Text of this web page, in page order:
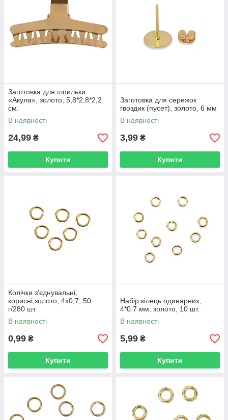
Заготовка для шпильки
«Акула», золото, 5,8*2,8*2,2
см.
В наявності
24,99 ₴
Купити
Заготовка для сережок
гвоздик (пусет), золото, 6 мм
В наявності
3,99 ₴
Купити
Колічки з'єднувальні,
корисні,золото, 4х0,7, 50
г/280 шт.
В наявності
0,99 ₴
Купити
Набір кілець одинарних,
4*0.7 мм, золото, 10 шт.
В наявності
5,99 ₴
Купити